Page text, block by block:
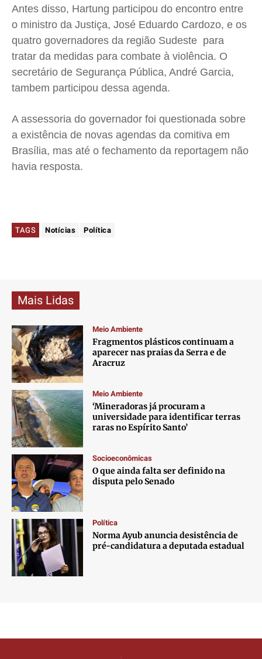
Antes disso, Hartung participou do encontro entre
o ministro da Justiça, José Eduardo Cardozo, e os
quatro governadores da região Sudeste para
tratar da medidas para combate à violência. O
secretário de Segurança Pública, André Garcia,
tambem participou dessa agenda.
A assessoria do governador foi questionada sobre
a existência de novas agendas da comitiva em
Brasília, mas até o fechamento da reportagem não
havia resposta.
TAGS Notícias Política
Mais Lidas
Meio Ambiente
Fragmentos plásticos continuam a
aparecer nas praias da Serra e de
Aracruz
Meio Ambiente
‘Mineradoras já procuram a
universidade para identificar terras
raras no Espírito Santo’
Socioeconômicas
O que ainda falta ser definido na
disputa pelo Senado
Política
Norma Ayub anuncia desistência de
pré-candidatura a deputada estadual